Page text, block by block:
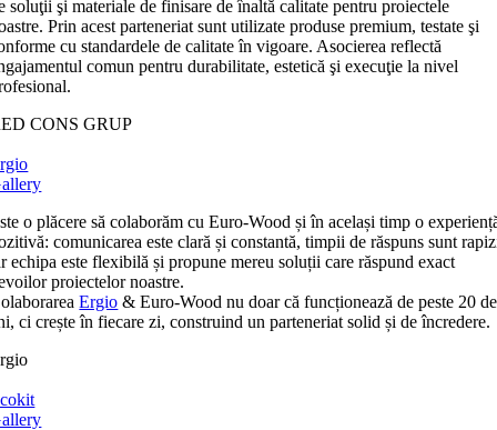
soluţii şi materiale de finisare de înaltă calitate pentru proiectele
Prin acest parteneriat sunt utilizate produse premium, testate şi
cu standardele de calitate în vigoare. Asocierea reflectă
comun pentru durabilitate, estetică şi execuţie la nivel
CONS GRUP
o plăcere să colaborăm cu Euro-Wood și în același timp o
comunicarea este clară și constantă, timpii de răspuns sunt
echipa este flexibilă și propune mereu soluții care răspund exact
proiectelor noastre.
Ergio & Euro-Wood nu doar că funcționează de peste 20 de
ci crește în fiecare zi, construind un parteneriat solid și de încredere.